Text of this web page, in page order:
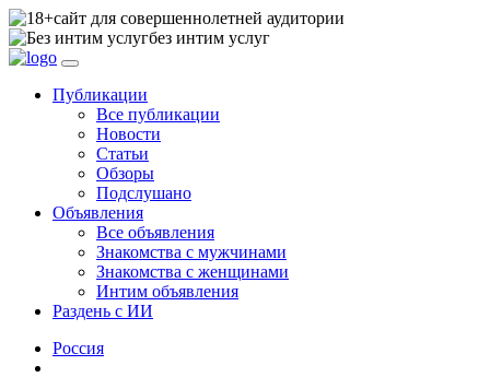
сайт для совершеннолетней аудитории
без интим услуг
Публикации
Все публикации
Новости
Статьи
Обзоры
Подслушано
Объявления
Все объявления
Знакомства с мужчинами
Знакомства с женщинами
Интим объявления
Раздень с ИИ
Россия